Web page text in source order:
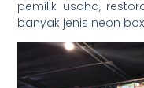
pemilik usaha,
banyak jenis neon